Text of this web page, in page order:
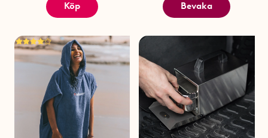
Köp Bevaka